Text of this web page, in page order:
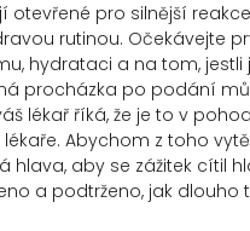
pro silnější
rutinou. Očekávejte
hydrataci a na tom, jestli
procházka po podání
lékař říká, že je to v
Abychom z toho
aby se zážitek cítil
a podtrženo, jak dlouho